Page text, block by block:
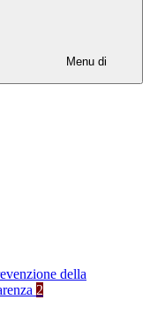
Menu di
della
2